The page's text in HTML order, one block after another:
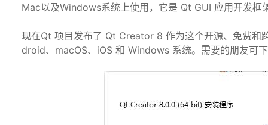
Mac以及Windows系统上使用，它是 Qt GUI 应用开发框
现在Qt 项目发布了 Qt Creator 8 作为这个开源、免费和
droid、macOS、iOS 和 Windows 系统。需要的朋友可